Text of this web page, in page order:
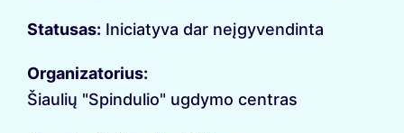
Statusas: Iniciatyva dar neįgyvendinta
Organizatorius:
Šiaulių "Spindulio" ugdymo centras